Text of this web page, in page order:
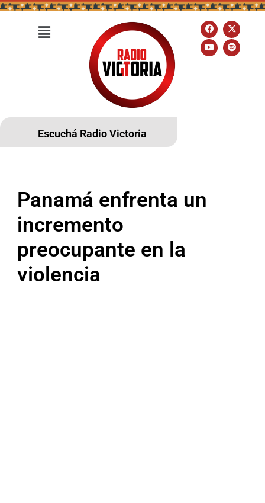
Escuchá Radio Victoria
Panamá enfrenta un
incremento
preocupante en la
violencia